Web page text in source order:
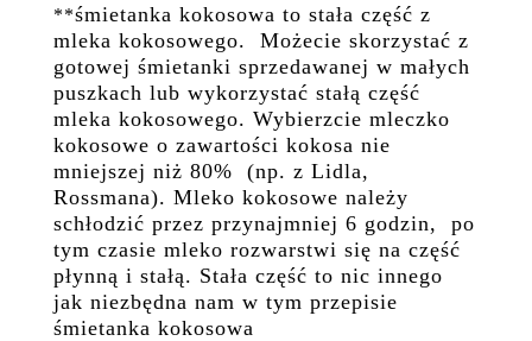
**śmietanka kokosowa to stała część z
mleka kokosowego. Możecie skorzystać z
gotowej śmietanki sprzedawanej w małych
puszkach lub wykorzystać stałą część
mleka kokosowego. Wybierzcie mleczko
kokosowe o zawartości kokosa nie
mniejszej niż 80% (np. z Lidla,
Rossmana). Mleko kokosowe należy
schłodzić przez przynajmniej 6 godzin, po
tym czasie mleko rozwarstwi się na część
płynną i stałą. Stała część to nic innego
jak niezbędna nam w tym przepisie
śmietanka kokosowa